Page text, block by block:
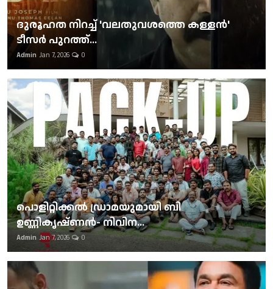
ദുരൂഹത നിറച്ച് 'വലതുവശത്തെ കള്ളന്‍'
ടീസര്‍ പുറത്ത്...
Admin Jan 7, 2026 0
പൊളിറ്റിക്കല്‍ ഡ്രാമയുമായി ബി
ഉണ്ണികൃഷ്ണന്‍- നിവിന...
Admin Jan 7, 2026 0